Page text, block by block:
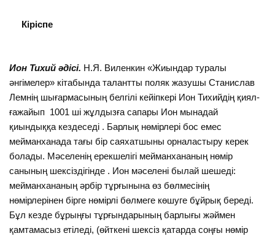
Кіріспе
Ион Тихий әдісі. Н.Я. Виленкин «Жиындар туралы
әнгімелер» кітабында талантты поляк жазушы Станислав
Лемнің шығармасының белгілі кейіпкері Ион Тихийдің қиял-
ғажайып 1001 ші жұлдызға сапары Ион мынадай
қиындыққа кездеседі . Барлық нөмірлері бос емес
мейманханада тағы бір саяхатшыны орналастыру керек
болады. Мәселенің ерекшелігі мейманхананың нөмір
санының шексіздігінде . Ион мәселені былай шешеді:
мейманхананың әрбір тұрғынына өз бөлмесінің
нөмірлерінен бірге нөмірлі бөлмеге көшуге бұйрық береді.
Бұл кезде бұрыңғы тұрғындарының барлығы жәймен
қамтамасыз етіледі, (өйткені шексіз қатарда соңғы нөмір